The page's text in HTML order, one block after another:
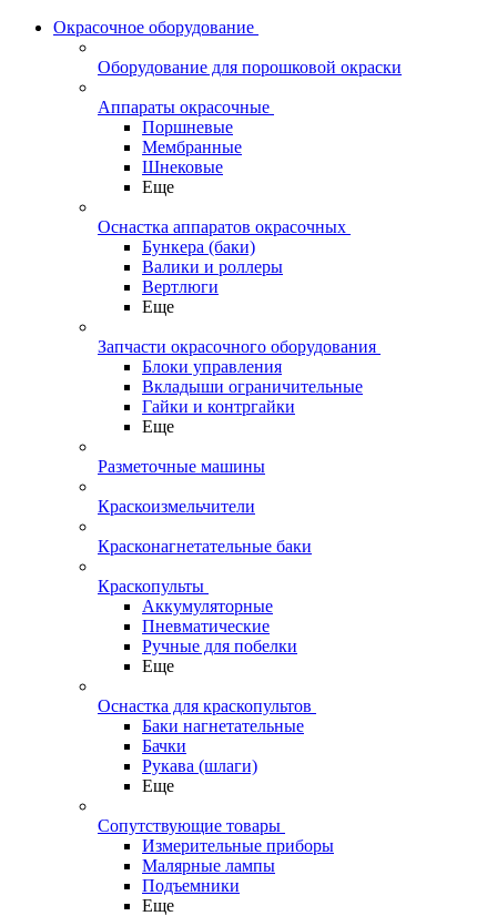
Окрасочное оборудование
Оборудование для порошковой окраски
Аппараты окрасочные
Поршневые
Мембранные
Шнековые
Еще
Оснастка аппаратов окрасочных
Бункера (баки)
Валики и роллеры
Вертлюги
Еще
Запчасти окрасочного оборудования
Блоки управления
Вкладыши ограничительные
Гайки и контргайки
Еще
Разметочные машины
Краскоизмельчители
Красконагнетательные баки
Краскопульты
Аккумуляторные
Пневматические
Ручные для побелки
Еще
Оснастка для краскопультов
Баки нагнетательные
Бачки
Рукава (шлаги)
Еще
Сопутствующие товары
Измерительные приборы
Малярные лампы
Подъемники
Еще